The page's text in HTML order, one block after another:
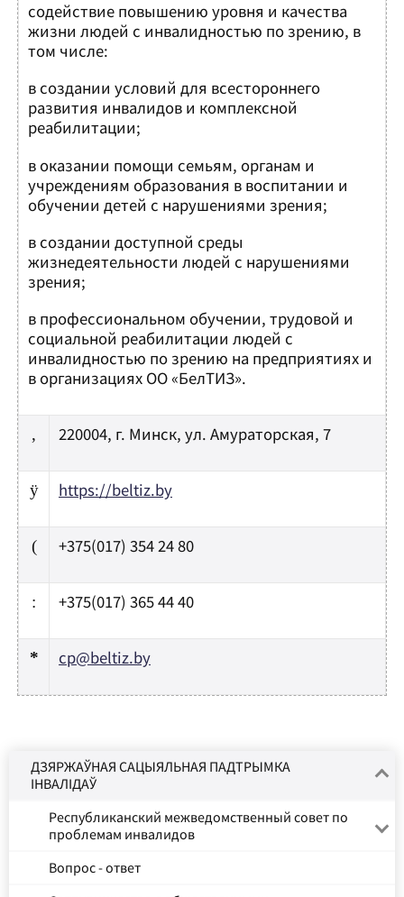
содействие повышению уровня и качества
жизни людей с инвалидностью по зрению, в
том числе:
в создании условий для всестороннего
развития инвалидов и комплексной
реабилитации;
в оказании помощи семьям, органам и
учреждениям образования в воспитании и
обучении детей с нарушениями зрения;
в создании доступной среды
жизнедеятельности людей с нарушениями
зрения;
в профессиональном обучении, трудовой и
социальной реабилитации людей с
инвалидностью по зрению на предприятиях и
в организациях ОО «БелТИЗ».
, 220004, г. Минск, ул. Амураторская, 7
ÿ https://beltiz.by
( +375(017) 354 24 80
: +375(017) 365 44 40
* cp@beltiz.by
ДЗЯРЖАЎНАЯ САЦЫЯЛЬНАЯ ПАДТРЫМКА
ІНВАЛІДАЎ
Республиканский межведомственный совет по
проблемам инвалидов
Вопрос - ответ